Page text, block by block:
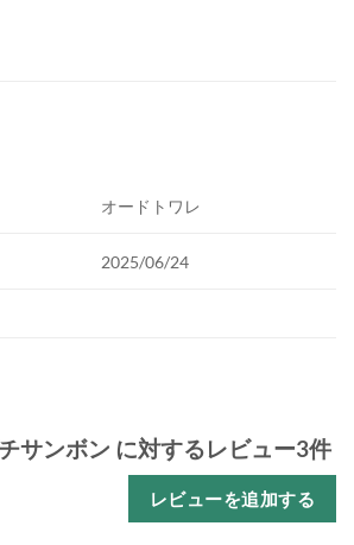
オードトワレ
2025/06/24
サンボン に対するレビュー3件
レビューを追加する